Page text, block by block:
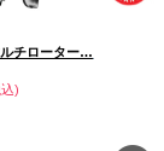
チローター…
)